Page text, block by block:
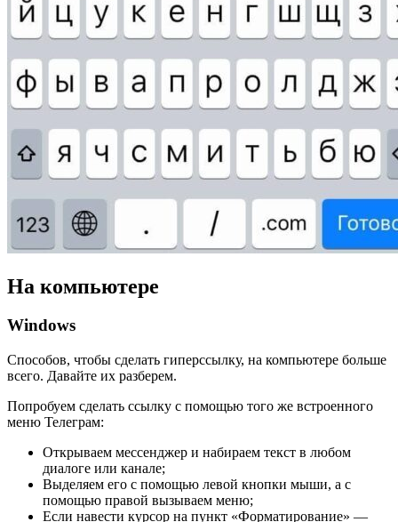
На компьютере
Windows
Способов, чтобы сделать гиперссылку, на компьютере больше
всего. Давайте их разберем.
Попробуем сделать ссылку с помощью того же встроенного
меню Телеграм:
Открываем мессенджер и набираем текст в любом
диалоге или канале;
Выделяем его с помощью левой кнопки мыши, а с
помощью правой вызываем меню;
Если навести курсор на пункт «Форматирование» —